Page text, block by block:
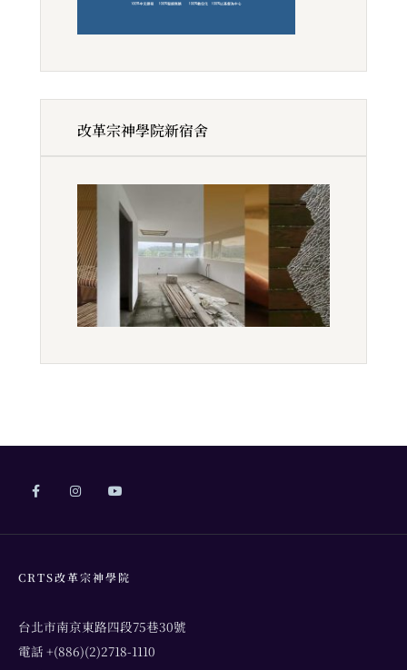
改革宗神學院新宿舍
CRTS改革宗神學院
台北市南京東路四段75巷30號
電話 +(886)(2)2718-1110